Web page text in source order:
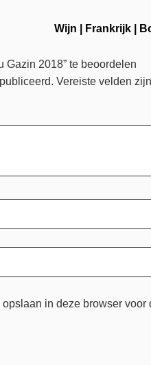
Wijn Frankrijk|
Gazin 2018” te beoordelen
Vereiste velden
in deze browser